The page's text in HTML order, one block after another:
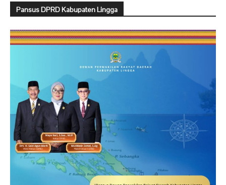
Pansus DPRD Kabupaten Lingga